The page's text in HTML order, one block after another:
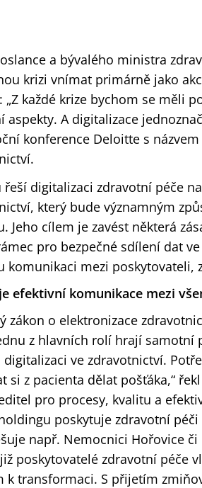
a bývalého ministra
krizi vnímat primárně jako
„Z každé krize bychom se měli
aspekty. A digitalizace
konference Deloitte s
řeší digitalizaci zdravotní péče
který bude významným
Jeho cílem je zavést některá
pro bezpečné sdílení dat
komunikaci mezi
efektivní komunikace mezi
zákon o elektronizace
z hlavních rolí hrají samotní
digitalizaci ve zdravotnictví.
si z pacienta dělat pošťáka,“
pro procesy, kvalitu a
holdingu poskytuje zdravotní
např. Nemocnici Hořovice
poskytovatelé zdravotní péče
k transformaci. S přijetím